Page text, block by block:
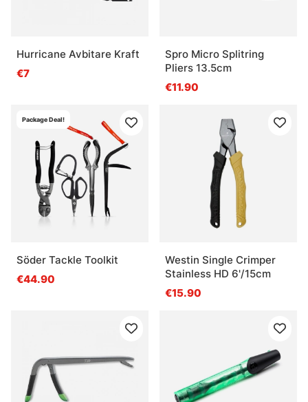
Hurricane Avbitare Kraft
€7
Spro Micro Splitring
Pliers 13.5cm
€11.90
Package Deal!
Söder Tackle Toolkit
€44.90
Westin Single Crimper
Stainless HD 6'/15cm
€15.90